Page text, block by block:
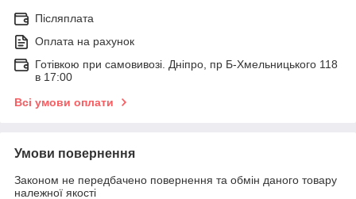
Післяплата
Оплата на рахунок
Готівкою при самовивозі. Дніпро, пр Б-Хмельницького 118
в 17:00
Всі умови оплати
Умови повернення
Законом не передбачено повернення та обмін даного товару
належної якості